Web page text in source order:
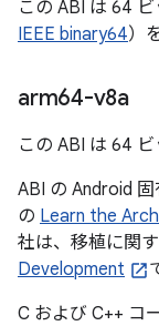
この ABI は 64
IEEE binary64）
arm64-v8a
この ABI は 64 ビ
ABI の Android
の Learn the
社は、移植に関
Development
C および C++ コ